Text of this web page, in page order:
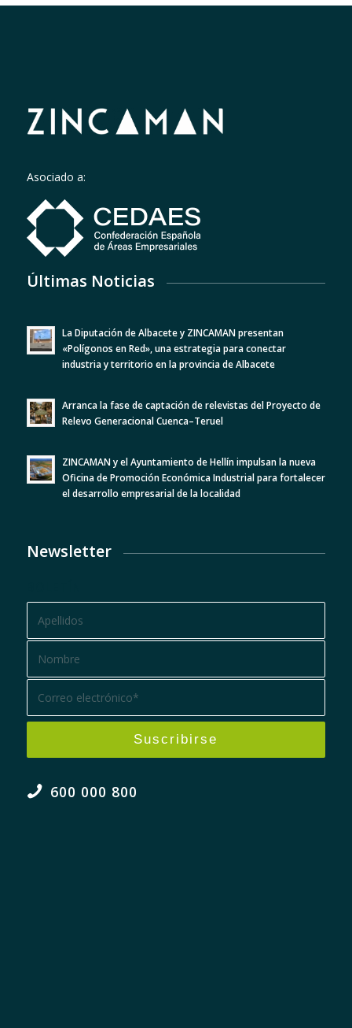
Asociado a:
Últimas Noticias
La Diputación de Albacete y ZINCAMAN presentan
«Polígonos en Red», una estrategia para conectar
industria y territorio en la provincia de Albacete
Arranca la fase de captación de relevistas del Proyecto de
Relevo Generacional Cuenca–Teruel
ZINCAMAN y el Ayuntamiento de Hellín impulsan la nueva
Oficina de Promoción Económica Industrial para fortalecer
el desarrollo empresarial de la localidad
Newsletter
600 000 800